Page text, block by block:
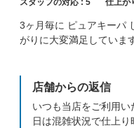
スタッフの対応 : 5 仕上が
3ヶ月毎に ピュアキーパ
がりに大変満足していま
店舗からの返信
いつも当店をご利用
日は混雑状況で仕上